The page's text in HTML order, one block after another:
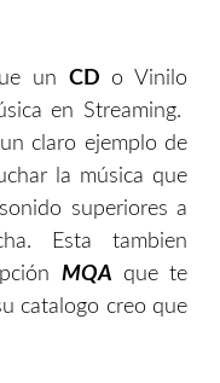
un CD o Vinilo
en Streaming.
claro ejemplo de
la música que
superiores a
Esta tambien
MQA que te
catalogo creo que